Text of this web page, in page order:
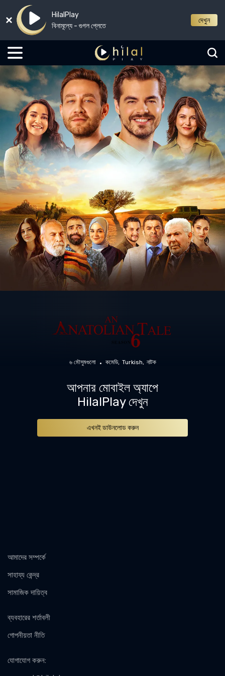
HilalPlay
বিনামূল্যে - গুগল প্লেতে
দেখুন
৬ মৌসুমগুলো কমেডি Turkish নাটক
আপনার মোবাইল অ্যাপে
HilalPlay দেখুন
এখনই ডাউনলোড করুন
আমাদের সম্পর্কে
সাহায্য কেন্দ্র
সামাজিক দায়িত্ব
ব্যবহারের শর্তাবলী
গোপনীয়তা নীতি
যোগাযোগ করুন: